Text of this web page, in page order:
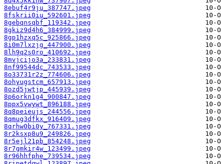
8ebuf4r9ju_387747.jpeg
8fskrii0iu_592601.jpeg
8gebqnsqbf_119342.jpeg
8gkiz9d4h6_384999.jpeg
8gp1hzxq5c_925866.jpeg
8i0m7lxzjg_447900.jpeg
8lh9q2s0ro_410692.jpeg
8mvjcijo3a_233831.jpeg
8nf99544dc_743533.jpeg
8o33731r2z_774606.jpeg
8ohyugstcm_657913.jpeg
8ozd5jwtjp_445939.jpeg
8p6orkn1g4_900847.jpeg
8ppx5vwywt_896188.jpeg
8q8peieujs_244556.jpeg
8qmug3dfkx_916409.jpeg
8qrhw0bi0y_767331.jpeg
8r2ksxp8u9_249826.jpeg
8r5ejl21pb_854248.jpeg
8r7gmkir4w_123499.jpeg
8r96hhfphe_739534.jpeg